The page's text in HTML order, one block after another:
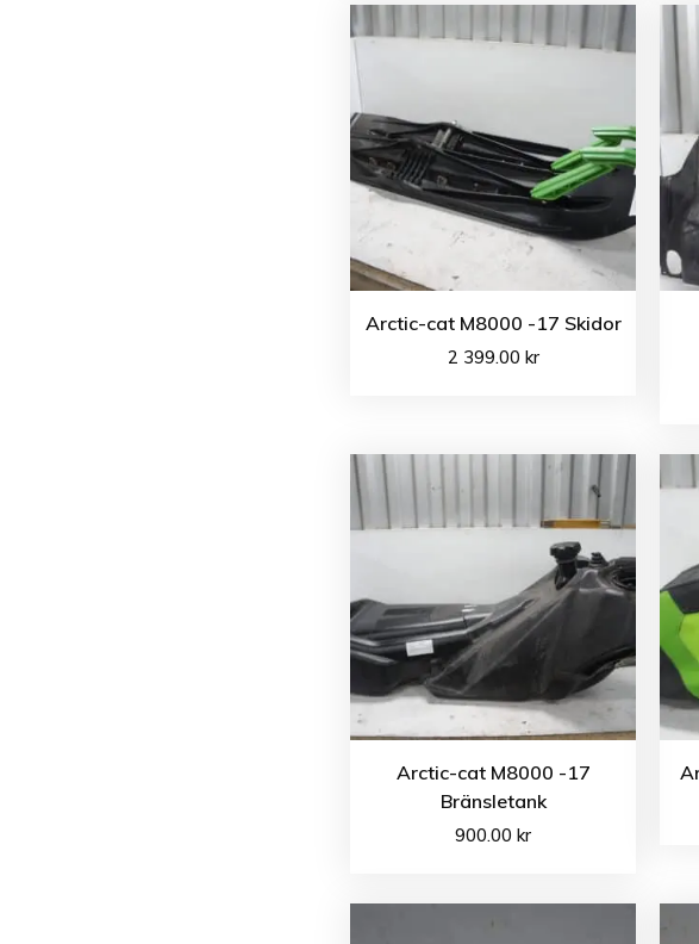
Arctic-cat M8000 -17 Skidor
2 399.00 kr
Arctic-cat M8000 -17
Bränsletank
900.00kr